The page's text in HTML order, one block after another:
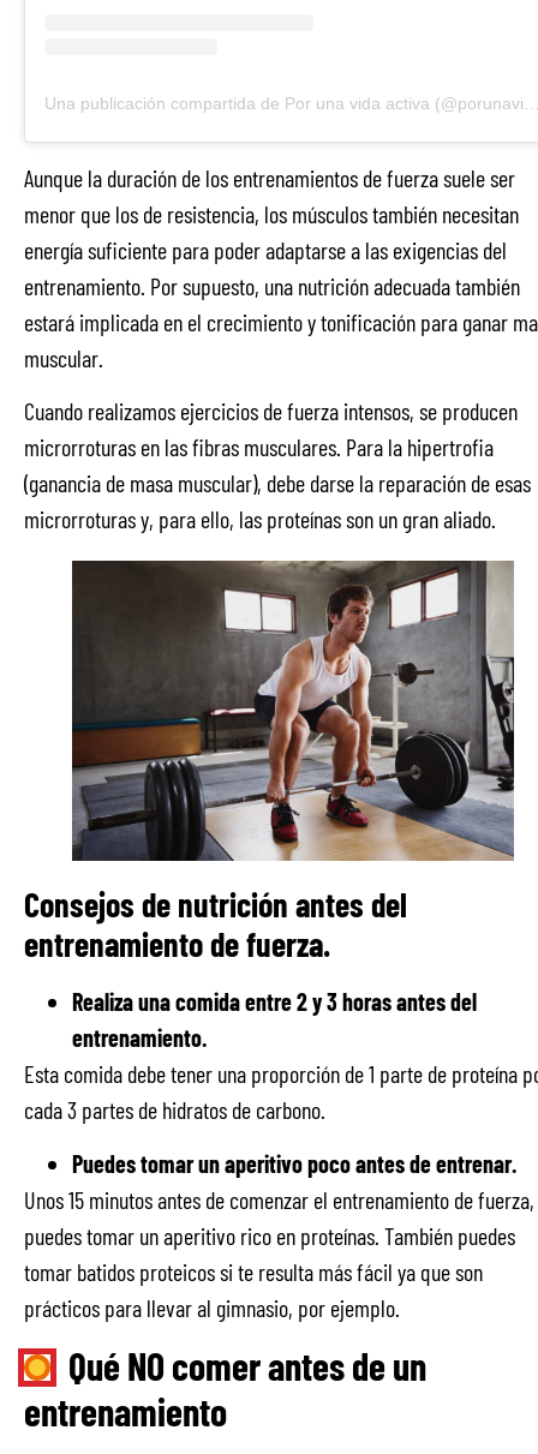
Una publicación compartida de Por una vida activa
Aunque la duración de los entrenamientos de fuerza suele ser
menor que los de resistencia, los músculos también necesitan
energía suficiente para poder adaptarse a las exigencias del
entrenamiento. Por supuesto, una nutrición adecuada también
estará implicada en el crecimiento y tonificación para ganar
muscular.
Cuando realizamos ejercicios de fuerza intensos, se producen
microrroturas en las fibras musculares. Para la hipertrofia
(ganancia de masa muscular), debe darse la reparación de esas
microrroturas y, para ello, las proteínas son un gran aliado.
Consejos de nutrición antes del
entrenamiento de fuerza.
Realiza una comida entre 2 y 3 horas antes del
entrenamiento.
Esta comida debe tener una proporción de 1 parte de proteína
cada 3 partes de hidratos de carbono.
Puedes tomar un aperitivo poco antes de entrenar.
Unos 15 minutos antes de comenzar el entrenamiento de fuerza,
puedes tomar un aperitivo rico en proteínas. También puedes
tomar batidos proteicos si te resulta más fácil ya que son
prácticos para llevar al gimnasio, por ejemplo.
Qué NO comer antes de un
entrenamiento